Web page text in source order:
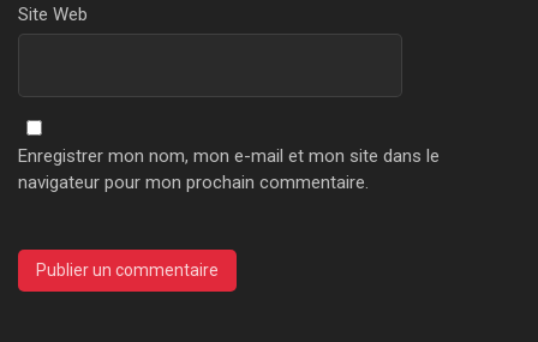
Site Web
Enregistrer mon nom, mon e-mail et mon site dans le
navigateur pour mon prochain commentaire.